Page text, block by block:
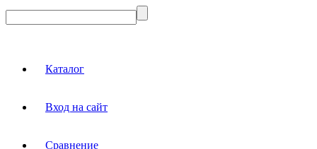
Каталог
Вход на сайт
Сравнение